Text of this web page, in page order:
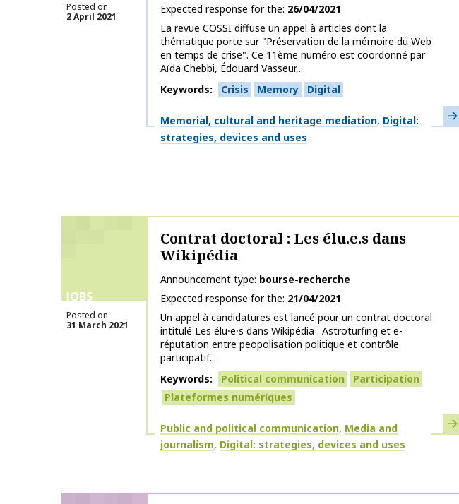
Posted on
2 April 2021
Expected response for the 26/04/2021
La revue COSSI diffuse un appel à articles dont la
thématique porte sur "Préservation de la mémoire du Web
en temps de crise". Ce 11ème numéro est coordonné par
Aïda Chebbi, Édouard Vasseur,...
Keywords
Crisis Memory Digital
Themes
Memorial, cultural and heritage mediation Digital:
strategies, devices and uses
JOBS
Posted on
31 March 2021
Contrat doctoral : Les élu.e.s dans
Wikipédia
Announcement type bourse-recherche
Expected response for the 21/04/2021
Un appel à candidatures est lancé pour un contrat doctoral
intitulé Les élu⸱e⸱s dans Wikipédia : Astroturfing et e-
réputation entre peopolisation politique et contrôle
participatif...
Keywords
Political communication
Participation
Plateformes numériques
Themes
Public and political communication Media and
journalism Digital: strategies, devices and uses